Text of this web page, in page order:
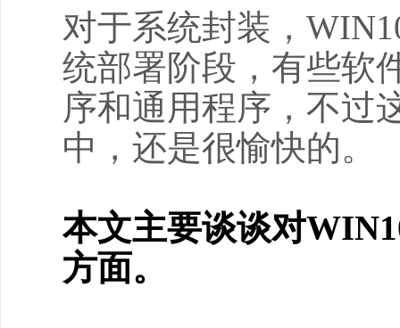
对于系统封装，
统部署阶段，有些软
序和通用程序，不过
中，还是很愉快的。
本文主要谈谈对
方面。